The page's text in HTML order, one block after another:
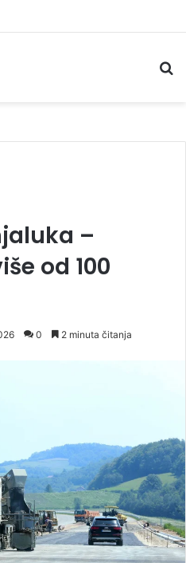
–
od 100
0 2 minuta čitanja